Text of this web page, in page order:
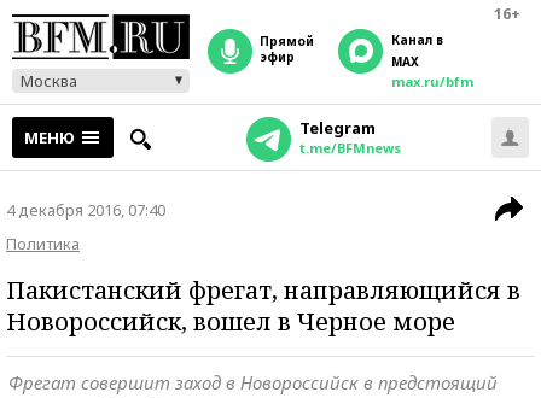
16+
Москва
прямой
эфир
Канал в
MAX
max.ru/bfm
МЕНЮ Telegram
t.me/BFMnews
4 декабря 2016, 07:40
Политика
Пакистанский фрегат, направляющийся в
Новороссийск, вошел в Черное море
Фрегат совершит заход в Новороссийск в предстоящий